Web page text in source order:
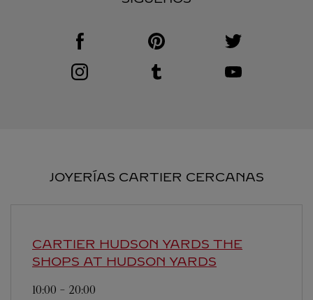
Visit us on Facebook
Link Opens in New Tab
Visit us on Instagram
Link Opens in New Tab
Visit us on Pinterest
Link Opens in New Tab
Visit us on Tumblr
Link Opens in New Tab
Visit us on Twitter
Link Opens in New
JOYERÍAS CARTIER CERCANAS
CARTIER HUDSON YARDS THE
SHOPS AT HUDSON YARDS
10:00 - 20:00